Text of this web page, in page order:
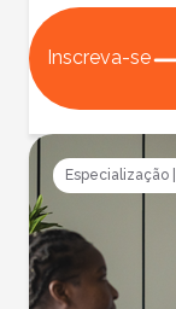
Inscreva-se
Especialização